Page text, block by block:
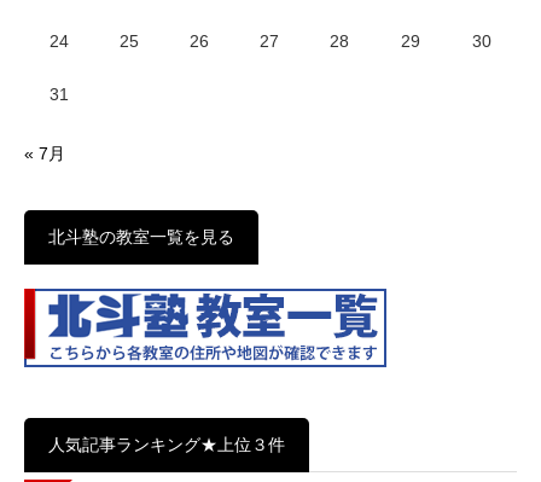
24 25 26 27 28 29 30
31
« 7月
北斗塾の教室一覧を見る
人気記事ランキング★上位３件